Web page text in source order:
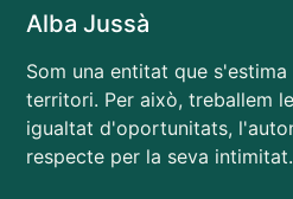
Alba Jussà
Som una entitat que
territori. Per això, treballem
igualtat d'oportunitats,
respecte per la seva intimitat.